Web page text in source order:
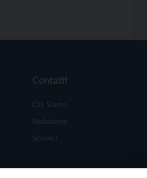
Contatti
Chi Siamo
Redazione
Scrivici